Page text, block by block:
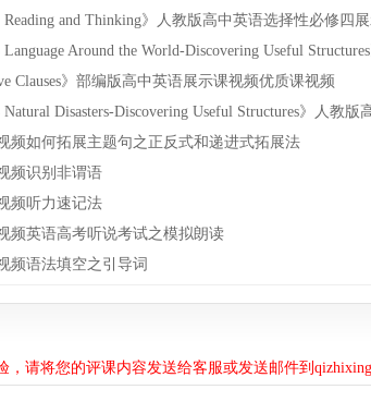
and Thinking》人教版高中英语选择性必修四
Around the World-Discovering Useful
Clauses》部编版高中英语展示课视频优质课视频
Disasters-Discovering Useful Structures》人教
频如何拓展主题句之正反式和递进式拓展法
频识别非谓语
频听力速记法
频英语高考听说考试之模拟朗读
频语法填空之引导词
，请将您的评课内容发送给客服或发送邮件到